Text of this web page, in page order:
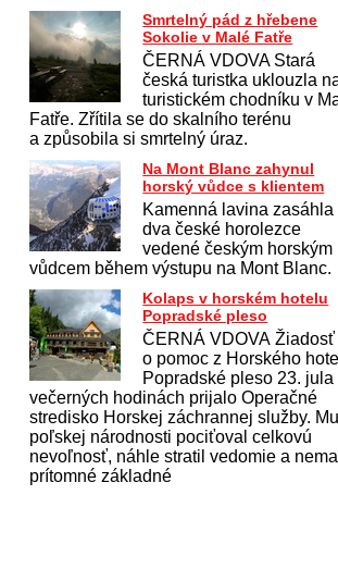
Smrtelný pád z hřebene
Sokolie v Malé Fatře
ČERNÁ VDOVA Stará
česká turistka uklouzla
turistickém chodníku v
Fatře. Zřítila se do skalního terénu
a způsobila si smrtelný úraz.
Na Mont Blanc zahynul
horský vůdce s klientem
Kamenná lavina zasáhla
dva české horolezce
vedené českým horským
vůdcem během výstupu na Mont Blanc.
Kolaps v horském hotelu
Popradské pleso
ČERNÁ VDOVA Žiadosť
o pomoc z Horského
Popradské pleso 23. jula
večerných hodinách prijalo Operačné
stredisko Horskej záchrannej služby.
poľskej národnosti pociťoval celkovú
nevoľnosť, náhle stratil vedomie a nemal
prítomné základné